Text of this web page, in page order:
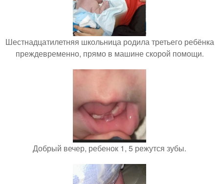
Шестнадцатилетняя школьница родила третьего ребёнка
преждевременно, прямо в машине скорой помощи.
Добрый вечер, ребенок 1, 5 режутся зубы.